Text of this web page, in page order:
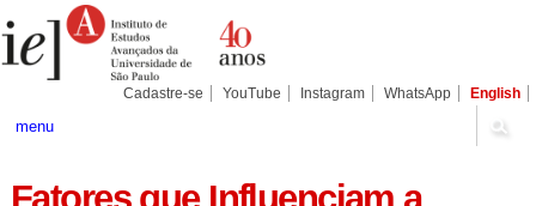
para
conteúdo.
Pessoais
Cadastre-se YouTube Instagram WhatsApp English
menu